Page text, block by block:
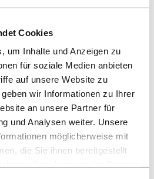
Cookies
um Inhalte und Anzeigen zu
für soziale Medien anbieten
auf unsere Website zu
wir Informationen zu Ihrer
an unsere Partner für
und Analysen weiter. Unsere
möglicherweise mit
die Sie ihnen bereitgestellt
konzipiert ist dieses LED-Display voll
und Bilder verarbeiten. Mit über 16
Blickfang!
DLE-RGB16
von LED Laufschriften mit einer
mehr als 250 m) basiert auf der
Dank ihrer hohen Auflösung und
Leuchtlaufschrift mit über 16